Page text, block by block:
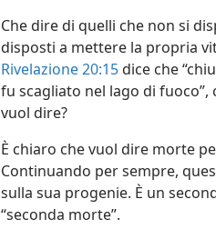
Che dire di quelli che non si
disposti a mettere la propria
Rivelazione 20:15dice che
fu scagliato nel lago di fuoco”,
vuol dire?
È chiaro che vuol dire morte
Continuando per sempre,
sulla sua progenie. È un
“seconda morte”.